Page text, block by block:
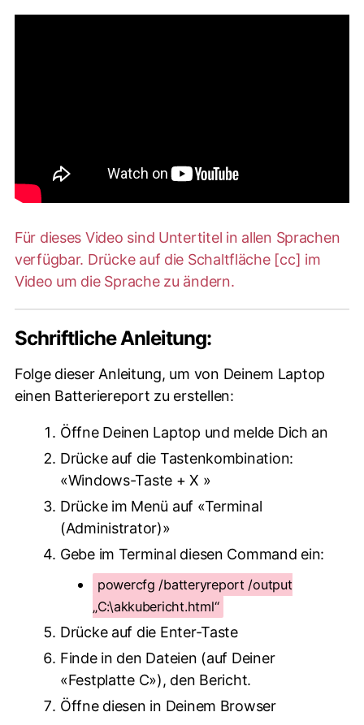
Für dieses Video sind Untertitel in allen Sprachen
verfügbar. Drücke auf die Schaltfläche [cc] im
Video um die Sprache zu ändern.
Schriftliche Anleitung:
Folge dieser Anleitung, um von Deinem Laptop
einen Batteriereport zu erstellen:
Öffne Deinen Laptop und melde Dich an
Drücke auf die Tastenkombination:
«Windows-Taste + X »
Drücke im Menü auf «Terminal
(Administrator)»
Gebe im Terminal diesen Command ein:
powercfg /batteryreport /output
„C:\akkubericht.html“
Drücke auf die Enter-Taste
Finde in den Dateien (auf Deiner
«Festplatte C»), den Bericht.
Öffne diesen in Deinem Browser